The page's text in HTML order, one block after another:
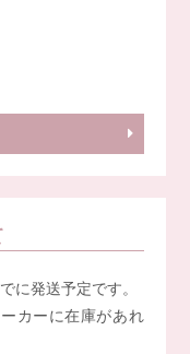
に発送予定です。
カーに在庫があれ